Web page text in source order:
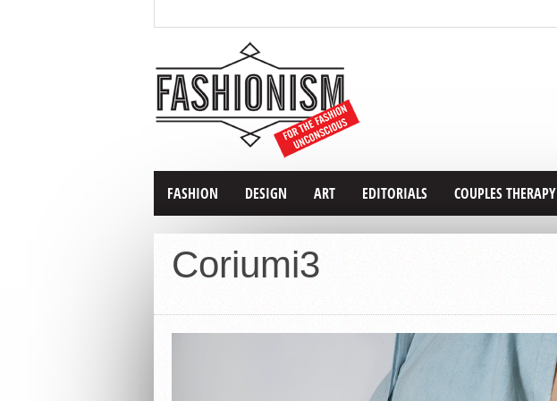
FASHION DESIGN ART EDITORIALS COUPLES THERAPY
Coriumi3